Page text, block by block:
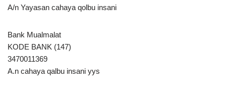
A/n Yayasan cahaya qolbu insani
Bank Mualmalat
KODE BANK (147)
3470011369
A.n cahaya qalbu insani yys